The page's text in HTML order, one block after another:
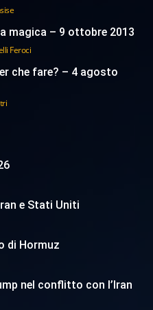
magica – 9 ottobre 2013
Feroci
che fare? – 4 agosto
e Stati Uniti
di Hormuz
nel conflitto con l’Iran